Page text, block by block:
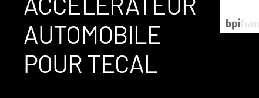
AUTOMOBILE
POUR TECAL